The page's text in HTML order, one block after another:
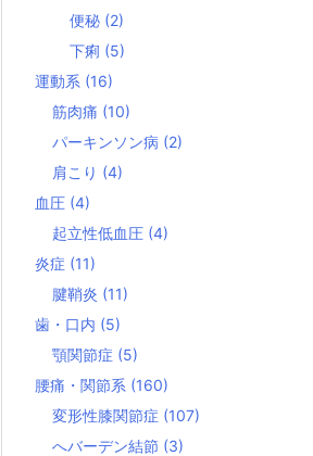
便秘 (2)
下痢 (5)
運動系 (16)
筋肉痛 (10)
パーキンソン病 (2)
肩こり (4)
血圧 (4)
起立性低血圧 (4)
炎症 (11)
腱鞘炎 (11)
歯・口内 (5)
顎関節症 (5)
腰痛・関節系 (160)
変形性膝関節症 (107)
へバーデン結節 (3)